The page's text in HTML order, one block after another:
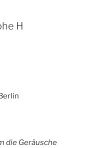
H
die Geräusche